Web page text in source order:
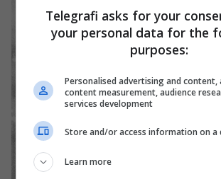
Telegrafi asks for your
your personal data for the
purposes:
Personalised advertising and content,
content measurement, audience
services development
Store and/or access information on a
Learn more